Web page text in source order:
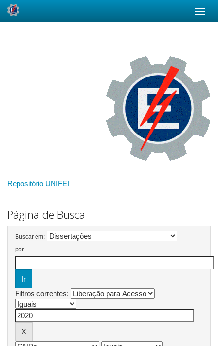
Repositório UNIFEI
Página de Busca
Buscar em:
por
Filtros correntes: